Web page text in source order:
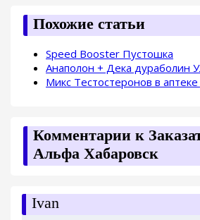
Похожие статьи
Speed Booster Пустошка
Анаполон + Дека дураболин
Микс Тестостеронов в
Комментарии к
Альфа Хабаровск
Ivan